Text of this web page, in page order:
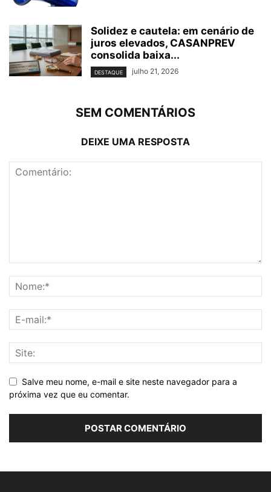
Solidez e cautela: em cenário de
juros elevados, CASANPREV
consolida baixa...
DESTAQUE julho 21, 2026
SEM COMENTÁRIOS
DEIXE UMA RESPOSTA
Salve meu nome, e-mail e site neste navegador para a
próxima vez que eu comentar.